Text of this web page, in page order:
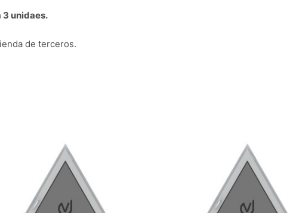
3 unidaes.
de terceros.